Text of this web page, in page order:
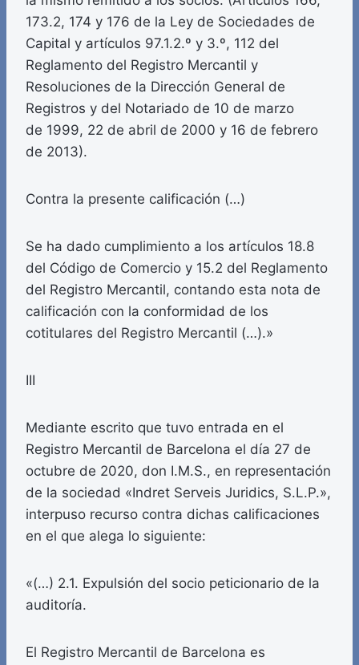
173.2, 174 y 176 de la Ley de Sociedades de
Capital y artículos 97.1.2.º y 3.º, 112 del
Reglamento del Registro Mercantil y
Resoluciones de la Dirección General de
Registros y del Notariado de 10 de marzo
de 1999, 22 de abril de 2000 y 16 de febrero
de 2013).
Contra la presente calificación (…)
Se ha dado cumplimiento a los artículos 18.8
del Código de Comercio y 15.2 del Reglamento
del Registro Mercantil, contando esta nota de
calificación con la conformidad de los
cotitulares del Registro Mercantil (…).»
III
Mediante escrito que tuvo entrada en el
Registro Mercantil de Barcelona el día 27 de
octubre de 2020, don I.M.S., en representación
de la sociedad «Indret Serveis Juridics, S.L.P.»,
interpuso recurso contra dichas calificaciones
en el que alega lo siguiente:
«(…) 2.1. Expulsión del socio peticionario de la
auditoría.
El Registro Mercantil de Barcelona es